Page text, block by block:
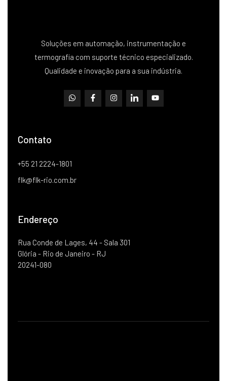
Soluções em automação, instrumentação e
termografia com suporte técnico especializado.
Qualidade e inovação para a sua indústria.
Contato
+55 21 2224-1801
flk@flk-rio.com.br
Endereço
Rua Conde de Lages, 44 - Sala 301
Glória - Rio de Janeiro - RJ
20241-080